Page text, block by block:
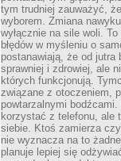
tym trudniej zauważyć,
wyborem. Zmiana
wyłącznie na sile woli.
błędów w myśleniu o
postanawiają, że od jutra
sprawniej i zdrowiej, ale
których funkcjonują.
związane z otoczeniem,
powtarzalnymi
korzystać z telefonu, ale
siebie. Ktoś zamierza
nie wyznacza na to
planuje lepiej się